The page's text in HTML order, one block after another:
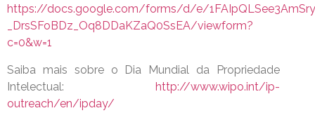
https://docs.google.com/forms/d/e/
_DrsSFoBDz_Oq8DDaKZaQ0SsEA/viewform?
c=0&w=1
Saiba mais sobre o Dia Mundial da Propriedade
Intelectual: http://www.wipo.int/ip-
outreach/en/ipday/